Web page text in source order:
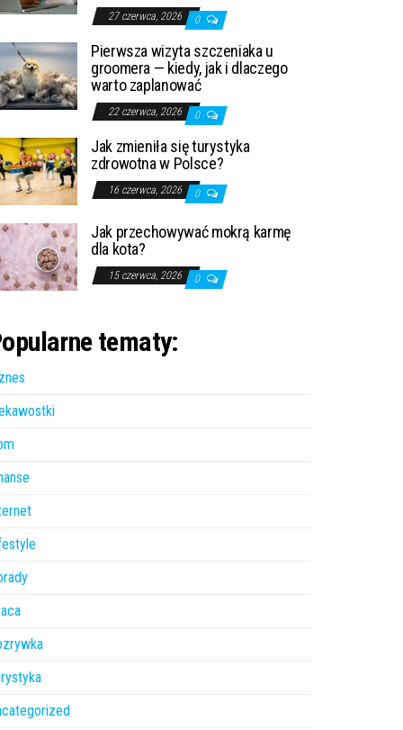
27 czerwca, 2026 0
Pierwsza wizyta szczeniaka u
groomera — kiedy, jak i dlaczego
warto zaplanować
22 czerwca, 2026 0
Jak zmieniła się turystyka
zdrowotna w Polsce?
16 czerwca, 2026 0
Jak przechowywać mokrą karmę
dla kota?
15 czerwca, 2026 0
tematy: